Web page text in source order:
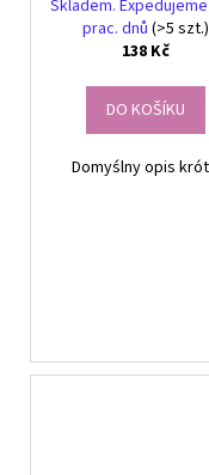
Skladem.
prac. dnů (>5 szt.)
138 Kč
DO KOŠÍKU
Domyślny opis